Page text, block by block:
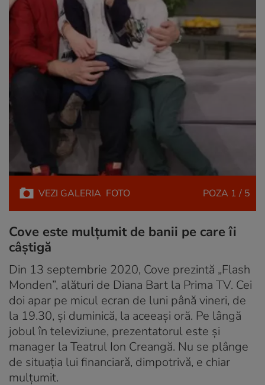
VEZI GALERIA FOTO POZA 1 / 5
Cove este mulțumit de banii pe care îi
câștigă
Din 13 septembrie 2020, Cove prezintă „Flash
Monden”, alături de Diana Bart la Prima TV. Cei
doi apar pe micul ecran de luni până vineri, de
la 19.30, şi duminică, la aceeaşi oră. Pe lângă
jobul în televiziune, prezentatorul este și
manager la Teatrul Ion Creangă. Nu se plânge
de situația lui financiară, dimpotrivă, e chiar
mulțumit.